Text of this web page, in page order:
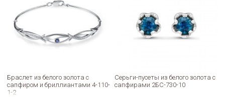
Браслет из белого золота с
сапфиром и бриллиантами 4-110-
1-2
Серьги-пусеты из белого золота с
сапфирами 2БС-730-10